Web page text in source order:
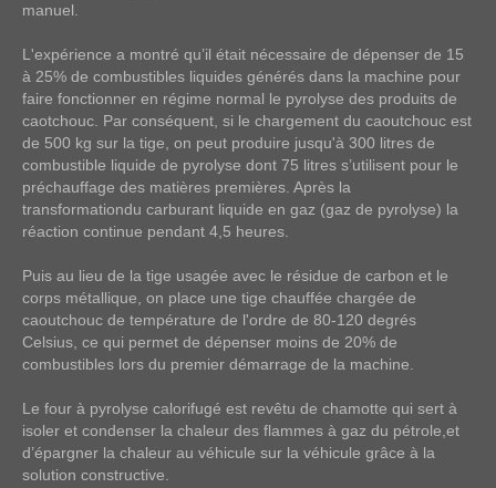
manuel.
L'expérience a montré qu’il était nécessaire de dépenser de 15
à 25% de combustibles liquides générés dans la machine pour
faire fonctionner en régime normal le pyrolyse des produits de
caotchouc. Par conséquent, si le chargement du caoutchouc est
de 500 kg sur la tige, on peut produire jusqu'à 300 litres de
combustible liquide de pyrolyse dont 75 litres s’utilisent pour le
préchauffage des matières premières. Après la
transformationdu carburant liquide en gaz (gaz de pyrolyse) la
réaction continue pendant 4,5 heures.
Puis au lieu de la tige usagée avec le résidue de carbon et le
corps métallique, on place une tige chauffée chargée de
caoutchouc de température de l'ordre de 80-120 degrés
Celsius, ce qui permet de dépenser moins de 20% de
combustibles lors du premier démarrage de la machine.
Le four à pyrolyse calorifugé est revêtu de chamotte qui sert à
isoler et condenser la chaleur des flammes à gaz du pétrole,et
d’épargner la chaleur au véhicule sur la véhicule grâce à la
solution constructive.